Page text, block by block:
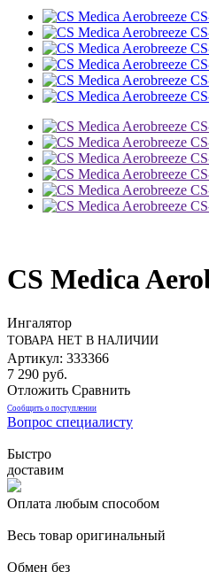
CS Medica
Ингалятор
ТОВАРА НЕТ В НАЛИЧИИ
Артикул: 333366
7 290 руб.
Отложить Сравнить
Сообщить о поступлении
Вопрос специалисту
Быстро
доставим
Оплата любым способом
Весь товар оригинальный
Обмен без